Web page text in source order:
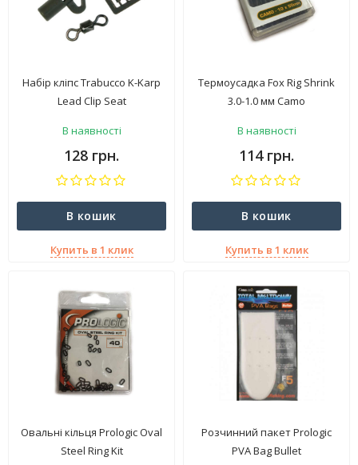
Набір кліпс Trabucco K-Karp
Lead Clip Seat
В наявності
128 грн.
В кошик
Купить в 1 клик
Термоусадка Fox Rig Shrink
3.0-1.0 мм Camo
В наявності
114 грн.
В кошик
Купить в 1 клик
Овальні кільця Prologic Oval
Steel Ring Kit
Розчинний пакет Prologic
PVA Bag Bullet